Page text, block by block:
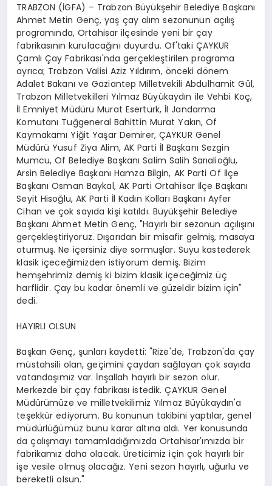
TRABZON (İGFA) – Trabzon Büyükşehir Belediye Başkanı
Ahmet Metin Genç, yaş çay alım sezonunun açılış
programında, Ortahisar ilçesinde yeni bir çay
fabrikasının kurulacağını duyurdu. Of'taki ÇAYKUR
Çamlı Çay Fabrikası'nda gerçekleştirilen programa
ayrıca; Trabzon Valisi Aziz Yıldırım, önceki dönem
Adalet Bakanı ve Gaziantep Milletvekili Abdulhamit Gül,
Trabzon Milletvekilleri Yılmaz Büyükaydın ile Vehbi Koç,
İl Emniyet Müdürü Murat Esertürk, İl Jandarma
Komutanı Tuğgeneral Bahittin Murat Yakın, Of
Kaymakamı Yiğit Yaşar Demirer, ÇAYKUR Genel
Müdürü Yusuf Ziya Alim, AK Parti İl Başkanı Sezgin
Mumcu, Of Belediye Başkanı Salim Salih Sarıalioğlu,
Arsin Belediye Başkanı Hamza Bilgin, AK Parti Of İlçe
Başkanı Osman Baykal, AK Parti Ortahisar İlçe Başkanı
Seyit Hisoğlu, AK Parti İl Kadın Kolları Başkanı Ayfer
Cihan ve çok sayıda kişi katıldı. Büyükşehir Belediye
Başkanı Ahmet Metin Genç, "Hayırlı bir sezonun açılışını
gerçekleştiriyoruz. Dışarıdan bir misafir gelmiş, masaya
oturmuş. Ne içersiniz diye sormuşlar. Suyu kastederek
klasik içeceğimizden istiyorum demiş. Bizim
hemşehrimiz demiş ki bizim klasik içeceğimiz üç
harflidir. Çay bu kadar önemli ve güzeldir bizim için"
dedi.
HAYIRLI OLSUN
Başkan Genç, şunları kaydetti: "Rize'de, Trabzon'da çay
müstahsili olan, geçimini çaydan sağlayan çok sayıda
vatandaşımız var. İnşallah hayırlı bir sezon olur.
Merkezde bir çay fabrikası istedik. ÇAYKUR Genel
Müdürümüze ve milletvekilimiz Yılmaz Büyükaydın'a
teşekkür ediyorum. Bu konunun takibini yaptılar, genel
müdürlüğümüz bunu karar altına aldı. Yer konusunda
da çalışmayı tamamladığımızda Ortahisar'ımızda bir
fabrikamız daha olacak. Üreticimiz için çok hayırlı bir
işe vesile olmuş olacağız. Yeni sezon hayırlı, uğurlu ve
bereketli olsun."